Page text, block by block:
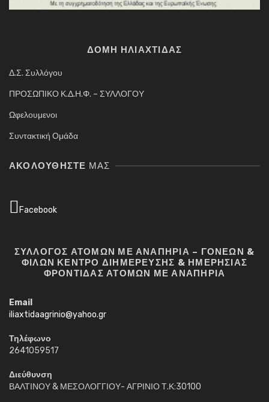
ΔΟΜΗ ΗΛΙΑΧΤΙΔΑΣ
Δ.Σ. Συλλόγου
ΠΡΟΣΩΠΙΚΟ Κ.Δ.Η.Φ. – ΣΥΛΛΟΓΟΥ
Ωφελουμενοι
Συντακτική Ομάδα
ΑΚΟΛΟΥΘΉΣΤΕ ΜΑΣ
Facebook
ΣΥΛΛΟΓΟΣ ΑΤΟΜΩΝ ΜΕ ΑΝΑΠΗΡΙΑ – ΓΟΝΕΩΝ &
ΦΙΛΩΝ ΚΕΝΤΡΟ ΔΙΗΜΕΡΕΥΣΗΣ & ΗΜΕΡΗΣΙΑΣ
ΦΡΟΝΤΙΔΑΣ ΑΤΟΜΩΝ ΜΕ ΑΝΑΠΗΡΙΑ
Email
iliaxtidaagrinio@yahoo.gr
Τηλέφωνο
2641059517
Διεύθυνση
ΒΑΛΤΙΝΟΥ & ΜΕΣΟΛΟΓΓΙΟΥ- ΑΓΡΙΝΙΟ Τ.Κ:30100